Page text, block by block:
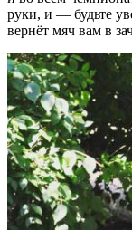
руки, и — будьте
вернёт мяч вам в